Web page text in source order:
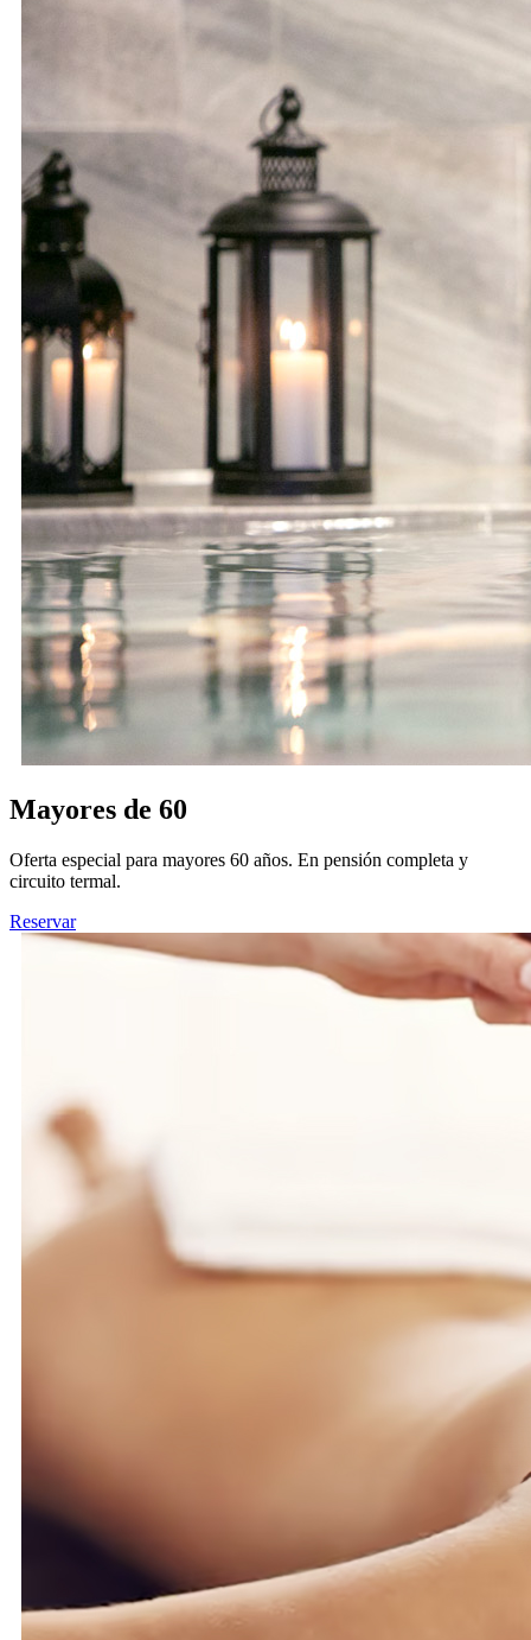
Mayores de 60
Oferta especial para mayores 60 años. En pensión completa y
circuito termal.
Reservar